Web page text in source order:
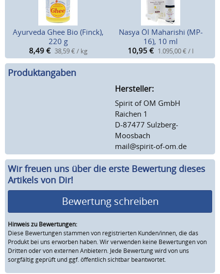
Ayurveda Ghee Bio (Finck),
220 g
8,49 € 38,59 € / kg
Nasya Öl Maharishi (MP-
16), 10 ml
10,95 € 1.095,00 € / l
Produktangaben
Hersteller:
Spirit of OM GmbH
Raichen 1
D-87477 Sulzberg-
Moosbach
mail@spirit-of-om.de
Wir freuen uns über die erste Bewertung dieses
Artikels von Dir!
Bewertung schreiben
Hinweis zu Bewertungen:
Diese Bewertungen stammen von registrierten Kunden/innen, die das
Produkt bei uns erworben haben. Wir verwenden keine Bewertungen von
Dritten oder von externen Anbietern. Jede Bewertung wird von uns
sorgfältig geprüft und ggf. öffentlich sichtbar beantwortet.